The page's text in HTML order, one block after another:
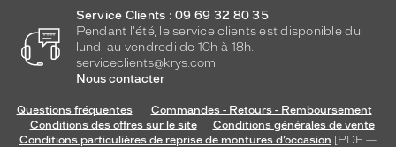
Service Clients : 09 69 32 80 35
Pendant l'été, le service clients est disponible du
lundi au vendredi de 10h à 18h.
serviceclients@krys.com
Nous contacter
Questions fréquentes
Commandes - Retours - Remboursement
Conditions des offres sur le site
Conditions générales de vente
Conditions particulières de reprise de montures d’occasion [PDF —